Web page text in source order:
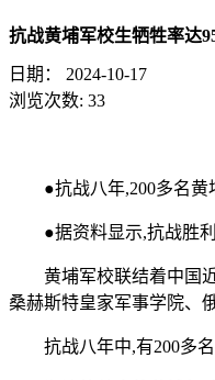
抗战黄埔军校生牺牲率达
日期：
2024-10-17
浏览次数: 33
●抗战八年,200多名
●据资料显示,抗战胜
黄埔军校联结着中国
桑赫斯特皇家军事学院、
抗战八年中,有200多